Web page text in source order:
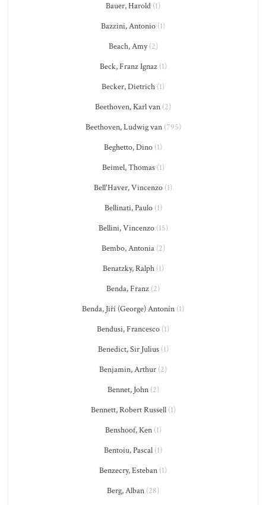
Bauer, Harold (1)
Bazzini, Antonio (1)
Beach, Amy(2)
Beck, Franz Ignaz(1)
Becker, Dietrich (1)
Beethoven, Karl van (2)
Beethoven, Ludwig van(795)
Beghetto, Dino (1)
Beimel, Thomas(1)
Bell'Haver, Vincenzo (1)
Bellinati, Paulo(1)
Bellini, Vincenzo(15)
Bembo, Antonia(2)
Benatzky, Ralph(1)
Benda, Franz (2)
Benda, Jiří (George) Antonín (1)
Bendusi, Francesco (1)
Benedict, Sir Julius(1)
Benjamin, Arthur (2)
Bennet, John(2)
Bennett, Robert Russell(1)
Benshoof, Ken(1)
Bentoiu, Pascal (1)
Benzecry, Esteban (1)
Berg, Alban (28)